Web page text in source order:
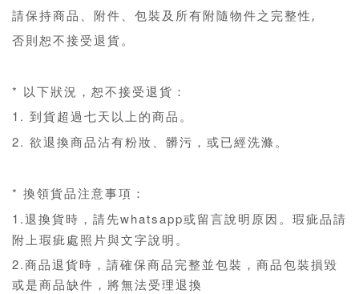
請保持商品、附件、包裝及所有附隨物件之完整性,
否則恕不接受退貨。
* 以下狀況，恕不接受退貨：
1. 到貨超過七天以上的商品。
2. 欲退換商品沾有粉妝、髒污，或已經洗滌。
* 換領貨品注意事項：
1.退換貨時，請先whatsapp或留言說明原因。瑕疵品請
附上瑕疵處照片與文字說明。
2.商品退貨時，請確保商品完整並包裝，商品包裝損毀
或是商品缺件，將無法受理退換